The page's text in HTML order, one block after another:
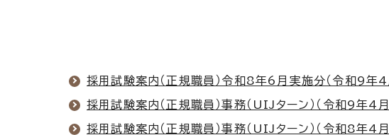
採用試験案内（正規職員）令和8年6月実施分（令和9年4
採用試験案内（正規職員）事務（UIJターン）（令和9年4
採用試験案内（正規職員）事務（UIJターン）（令和8年4